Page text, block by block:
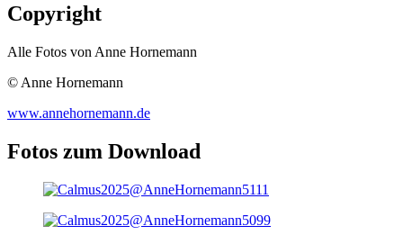
Copyright
Alle Fotos von Anne Hornemann
© Anne Hornemann
www.annehornemann.de
Fotos zum Download